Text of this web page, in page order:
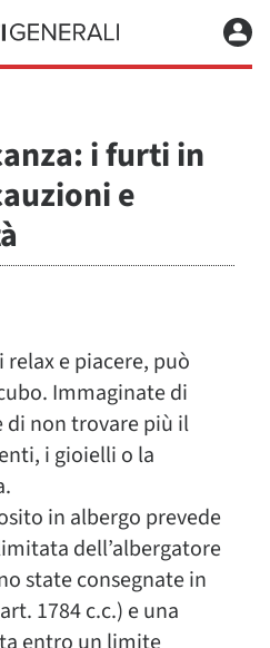
i furti in
e
e piacere, può
Immaginate di
di non trovare più il
i gioielli o la
in albergo prevede
dell’albergatore
state consegnate in
1784 c.c.) e una